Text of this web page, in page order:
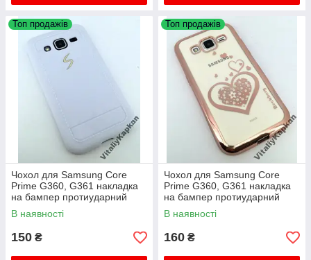
Топ продажів
Чохол для Samsung Core
Prime G360, G361 накладка
на бампер протиударний
Creative
В наявності
150 ₴
Топ продажів
Чохол для Samsung Core
Prime G360, G361 накладка
на бампер протиударний
BECKBERg
В наявності
160 ₴